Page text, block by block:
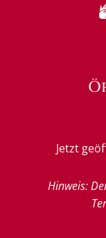
Klicken,
Jetzt
Hinweis: